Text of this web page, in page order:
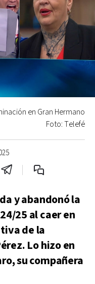
en Gran Hermano
Foto: Telefé
y abandonó la
25 al caer en
de la
Lo hizo en
su compañera